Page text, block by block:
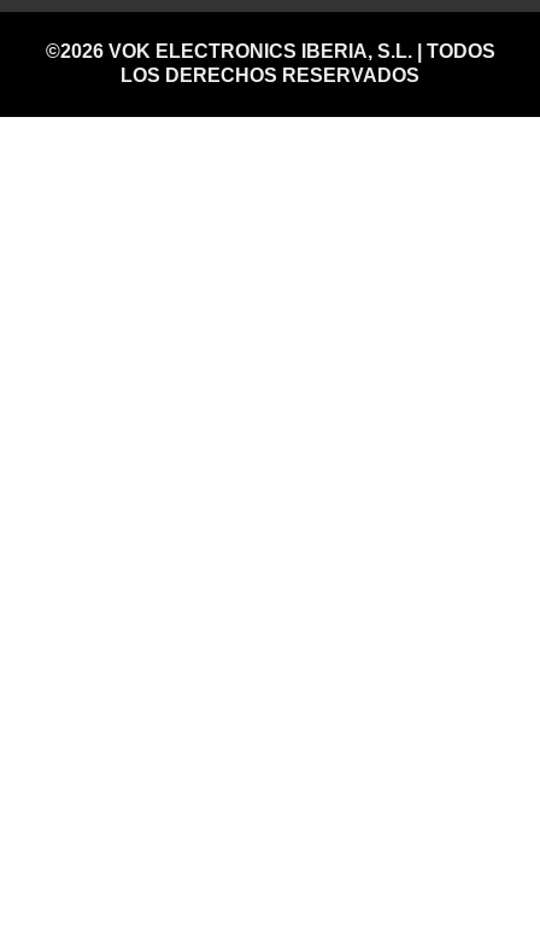
©2026 VOK ELECTRONICS IBERIA, S.L. | TODOS
LOS DERECHOS RESERVADOS